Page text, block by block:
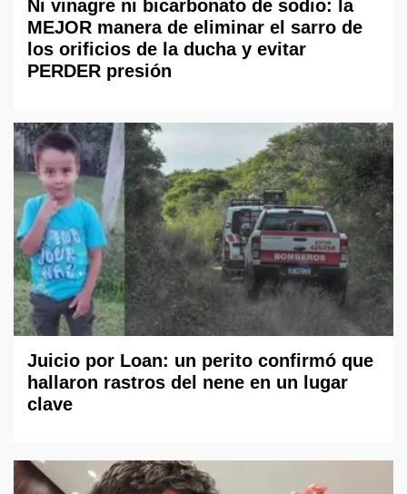
Ni vinagre ni bicarbonato de sodio: la
MEJOR manera de eliminar el sarro de
los orificios de la ducha y evitar
PERDER presión
Juicio por Loan: un perito confirmó que
hallaron rastros del nene en un lugar
clave